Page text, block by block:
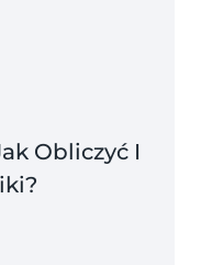
Obliczyć I